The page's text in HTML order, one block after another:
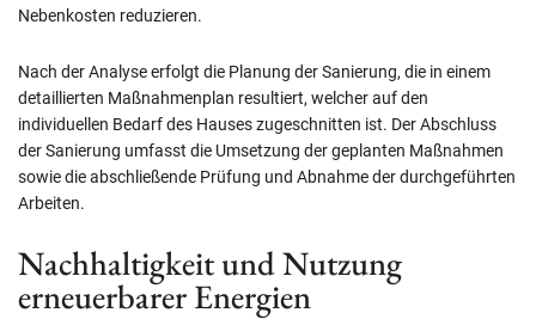
Nebenkosten reduzieren.
Nach der Analyse erfolgt die Planung der Sanierung, die in einem
detaillierten Maßnahmenplan resultiert, welcher auf den
individuellen Bedarf des Hauses zugeschnitten ist. Der Abschluss
der Sanierung umfasst die Umsetzung der geplanten Maßnahmen
sowie die abschließende Prüfung und Abnahme der durchgeführten
Arbeiten.
Nachhaltigkeit und Nutzung
erneuerbarer Energien